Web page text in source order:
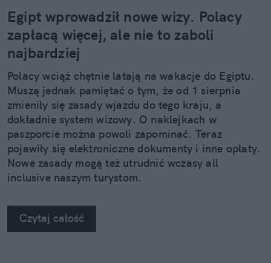
Egipt wprowadził nowe wizy. Polacy
zapłacą więcej, ale nie to zaboli
najbardziej
Polacy wciąż chętnie latają na wakacje do Egiptu.
Muszą jednak pamiętać o tym, że od 1 sierpnia
zmieniły się zasady wjazdu do tego kraju, a
dokładnie system wizowy. O naklejkach w
paszporcie można powoli zapominać. Teraz
pojawiły się elektroniczne dokumenty i inne opłaty.
Nowe zasady mogą też utrudnić wczasy all
inclusive naszym turystom.
Czytaj całość